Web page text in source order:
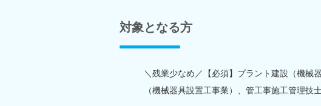
対象となる方
＼残業少なめ／【必須】プラント建設（機械
（機械器具設置工事業）、管工事施工管理技